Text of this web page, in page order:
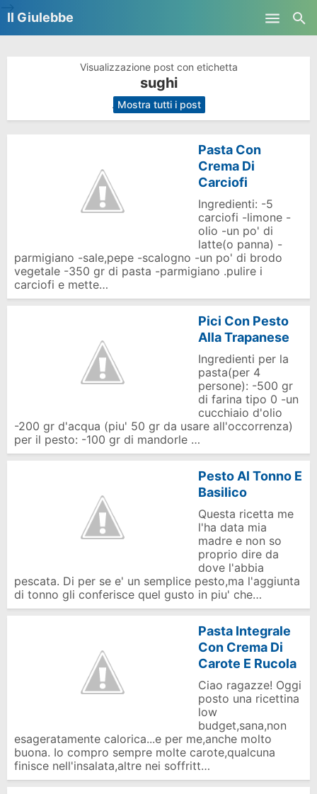
Il Giulebbe
Visualizzazione post con etichetta
sughi
. Mostra tutti i post
Pasta Con
Crema Di
Carciofi
Ingredienti: -5
carciofi -limone -
olio -un po' di
latte(o panna) -
parmigiano -sale,pepe -scalogno -un po' di brodo
vegetale -350 gr di pasta -parmigiano .pulire i
carciofi e mette…
Pici Con Pesto
Alla Trapanese
Ingredienti per la
pasta(per 4
persone): -500 gr
di farina tipo 0 -un
cucchiaio d'olio
-200 gr d'acqua (piu' 50 gr da usare all'occorrenza)
per il pesto: -100 gr di mandorle …
Pesto Al Tonno E
Basilico
Questa ricetta me
l'ha data mia
madre e non so
proprio dire da
dove l'abbia
pescata. Di per se e' un semplice pesto,ma l'aggiunta
di tonno gli conferisce quel gusto in piu' che…
Pasta Integrale
Con Crema Di
Carote E Rucola
Ciao ragazze! Oggi
posto una ricettina
low
budget,sana,non
esageratamente calorica...e per me,anche molto
buona. Io compro sempre molte carote,qualcuna
finisce nell'insalata,altre nei soffritt…